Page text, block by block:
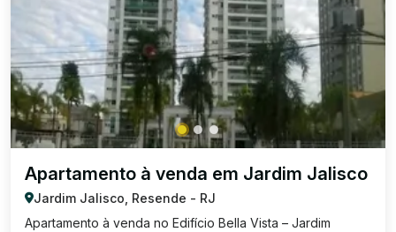
Apartamento à venda em Jardim Jalisco
Jardim Jalisco, Resende - RJ
Apartamento à venda no Edifício Bella Vista – Jardim